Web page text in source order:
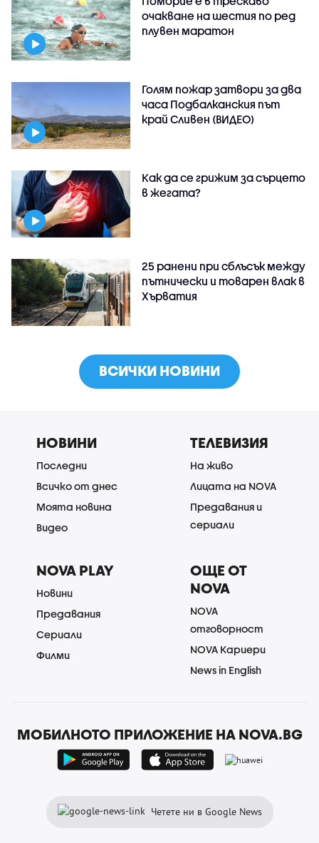
очакване на шестия по ред
плувен маратон
Голям пожар затвори за два
часа Подбалканския път
край Сливен (ВИДЕО)
Как да се грижим за сърцето
в жегата?
25 ранени при сблъсък между
пътнически и товарен влак в
Хърватия
ВСИЧКИ НОВИНИ
НОВИНИ
Последни
Всичко от днес
Моята новина
Видео
ТЕЛЕВИЗИЯ
На живо
Лицата на NOVA
Предавания и
сериали
NOVA PLAY
Новини
Предавания
Сериали
Филми
ОЩЕ ОТ
NOVA
NOVA
отговорност
NOVA Кариери
News in English
МОБИЛНОТО ПРИЛОЖЕНИЕ НА NOVA.BG
Четете ни в Google News